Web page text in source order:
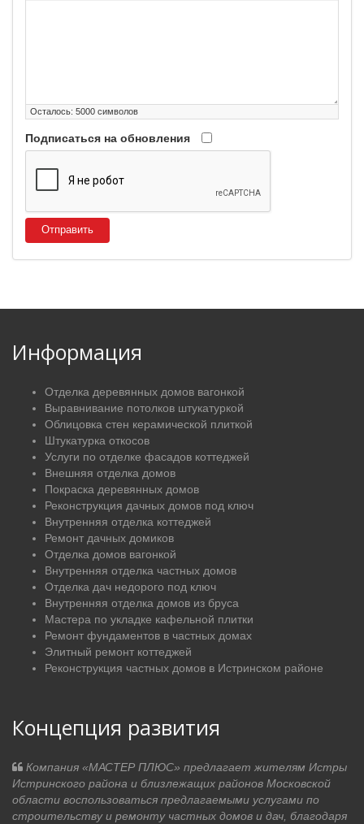
Осталось: 5000 символов
Подписаться на обновления
Отправить
Информация
Отделка деревянных домов вагонкой
Выравнивание потолков штукатуркой
Облицовка стен керамической плиткой
Штукатурка откосов
Услуги по отделке фасадов коттеджей
Внешняя отделка домов
Покраска деревянных домов
Реконструкция дачных домов под ключ
Внутренняя отделка коттеджей
Ремонт дачных домиков
Отделка домов вагонкой
Внутренняя отделка частных домов
Отделка дач недорого под ключ
Внутренняя отделка домов из бруса
Мастера по укладке кафельной плитки
Ремонт фундаментов в частных домах
Элитный ремонт коттеджей
Реконструкция частных домов в Истринском районе
Концепция развития
Компания «МАСТЕР ПЛЮС» предлагает жителям Истры
Истринского района и близлежащих районов Московской
области воспользоваться предлагаемыми услугами по
строительству и ремонту частных домов и дач, благодаря